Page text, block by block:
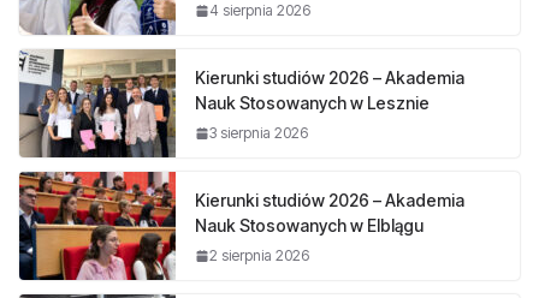
4 sierpnia 2026
Kierunki studiów 2026 – Akademia
Nauk Stosowanych w Lesznie
3 sierpnia 2026
Kierunki studiów 2026 – Akademia
Nauk Stosowanych w Elblągu
2 sierpnia 2026